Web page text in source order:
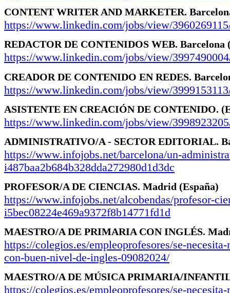
CONTENT WRITER AND MARKETER.
https://www.linkedin.com/jobs/view/
REDACTOR DE CONTENIDOS WEB. Barcelona
https://www.linkedin.com/jobs/view/
CREADOR DE CONTENIDO EN REDES.
https://www.linkedin.com/jobs/view/
ASISTENTE EN CREACIÓN DE CONTENIDO.
https://www.linkedin.com/jobs/view/
ADMINISTRATIVO/A - SECTOR EDITORIAL.
https://www.infojobs.net/barcelona/un-
i487baa2b684b328dda272980d1d3dc
PROFESOR/A DE CIENCIAS. Madrid (España)
https://www.infojobs.net/alcobendas/profesor-
i5bec08224e469a9372f8b14771fd1d
MAESTRO/A DE PRIMARIA CON INGLÉS.
https://colegios.es/empleoprofesores/se-
con-buen-nivel-de-ingles-09082024/
MAESTRO/A DE MÚSICA PRIMARIA/
https://colegios.es/empleoprofesores/se-